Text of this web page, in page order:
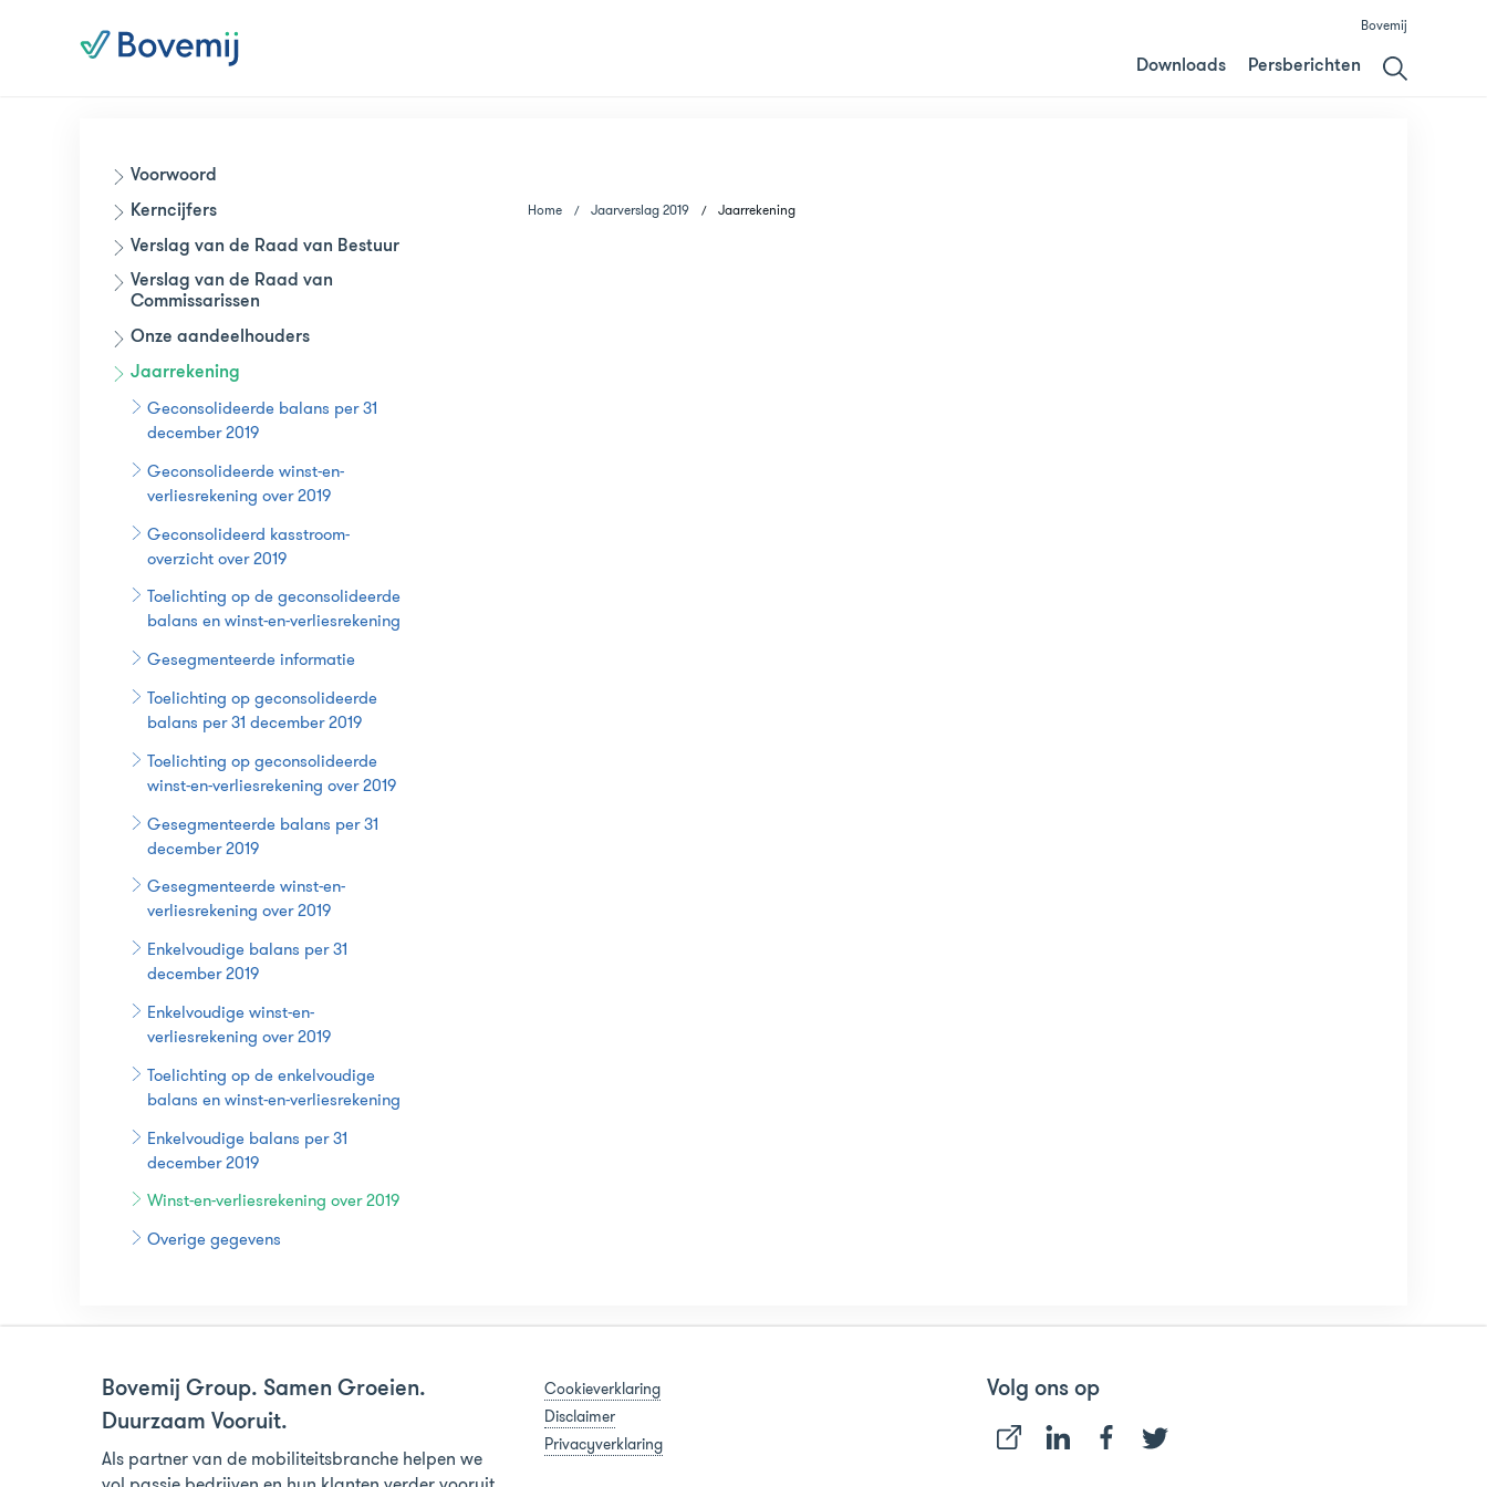
Bovemij
Downloads Persberichten
Voorwoord
Kerncijfers
Verslag van de Raad van Bestuur
Verslag van de Raad van
Commissarissen
Onze aandeelhouders
Jaarrekening
Geconsolideerde balans per 31
december 2019
Geconsolideerde winst-en-
verliesrekening over 2019
Geconsolideerd kasstroom-
overzicht over 2019
Toelichting op de geconsolideerde
balans en winst-en-verliesrekening
Gesegmenteerde informatie
Toelichting op geconsolideerde
balans per 31 december 2019
Toelichting op geconsolideerde
winst-en-verliesrekening over 2019
Gesegmenteerde balans per 31
december 2019
Gesegmenteerde winst-en-
verliesrekening over 2019
Enkelvoudige balans per 31
december 2019
Enkelvoudige winst-en-
verliesrekening over 2019
Toelichting op de enkelvoudige
balans en winst-en-verliesrekening
Enkelvoudige balans per 31
december 2019
Winst-en-verliesrekening over 2019
Overige gegevens
Home Jaarverslag 2019 Jaarrekening
Bovemij Group. Samen Groeien.
Duurzaam Vooruit.
Als partner van de mobiliteitsbranche helpen we
Cookieverklaring
Disclaimer
Privacyverklaring
Volg ons op